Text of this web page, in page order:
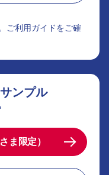
ご利用ガイドをご確
ンプル
ま限定）